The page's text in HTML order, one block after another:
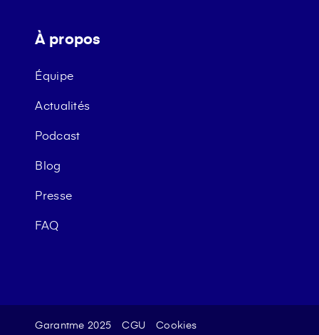
À propos
Équipe
Actualités
Podcast
Blog
Presse
FAQ
Garantme 2025 CGU Cookies